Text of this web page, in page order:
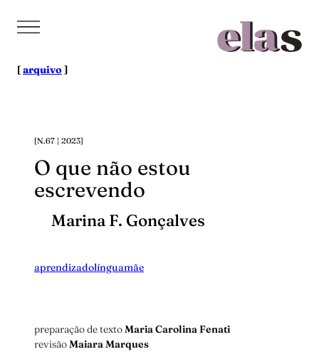
para
[arquivo]
[N.67 | 2023]
O que não estou
escrevendo
Marina F. Gonçalves
aprendizadolínguamãe
preparação de textoMaria Carolina Fenati
revisãoMaiara Marques